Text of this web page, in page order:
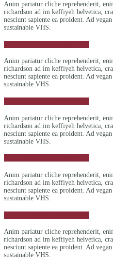
Anim pariatur cliche reprehenderit,
richardson ad im keffiyeh helvetica,
nesciunt sapiente ea proident. Ad
sustainable VHS.
Anim pariatur cliche reprehenderit,
richardson ad im keffiyeh helvetica,
nesciunt sapiente ea proident. Ad
sustainable VHS.
Anim pariatur cliche reprehenderit,
richardson ad im keffiyeh helvetica,
nesciunt sapiente ea proident. Ad
sustainable VHS.
Anim pariatur cliche reprehenderit,
richardson ad im keffiyeh helvetica,
nesciunt sapiente ea proident. Ad
sustainable VHS.
Anim pariatur cliche reprehenderit,
richardson ad im keffiyeh helvetica,
nesciunt sapiente ea proident. Ad
sustainable VHS.